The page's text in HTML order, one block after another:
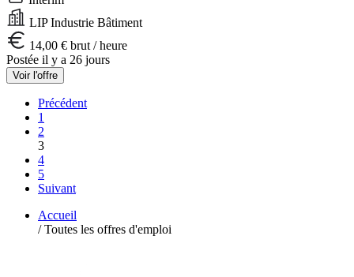
LIP Industrie Bâtiment
14,00 € brut / heure
Postée il y a 26 jours
Voir l'offre
Précédent
1
2
3
4
5
Suivant
Accueil
/ Toutes les offres d'emploi